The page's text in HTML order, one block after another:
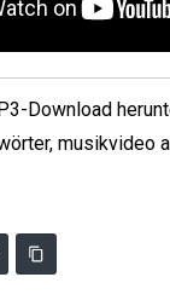
Download
musikvideo